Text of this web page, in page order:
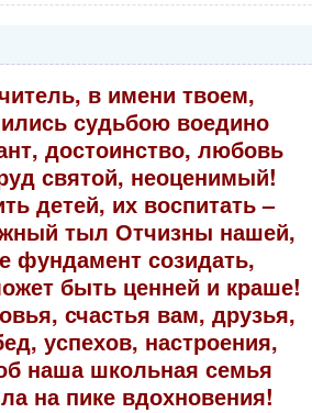
в имени твоем,
судьбою воедино
достоинство, любовь
святой, неоценимый!
детей, их воспитать –
тыл Отчизны нашей,
фундамент созидать,
быть ценней и краше!
счастья вам, друзья,
успехов, настроения,
наша школьная семья
на пике вдохновения!